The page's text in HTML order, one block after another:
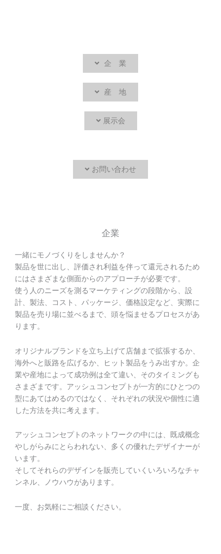
企 業
産 地
展示会
お問い合わせ
企業
一緒にモノづくりをしませんか？
製品を世に出し、評価され利益を伴って還元されるため
にはさまざまな側面からのアプローチが必要です。
使う人のニーズを測るマーケティングの段階から、設
計、製法、コスト、パッケージ、価格設定など、実際に
製品を売り場に並べるまで、頭を悩ませるプロセスがあ
ります。
オリジナルブランドを立ち上げて店舗まで拡張するか、
海外へと販路を広げるか、ヒット製品をうみ出すか。企
業や産地によって成功例は全て違い、そのタイミングも
さまざまです。アッシュコンセプトが一方的にひとつの
型にあてはめるのではなく、それぞれの状況や個性に適
した方法を共に考えます。
アッシュコンセプトのネットワークの中には、既成概念
やしがらみにとらわれない、多くの優れたデザイナーが
います。
そしてそれらのデザインを販売していくいろいろなチャ
ンネル、ノウハウがあります。
一度、お気軽にご相談ください。